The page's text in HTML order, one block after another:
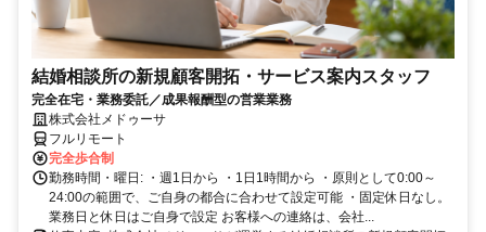
結婚相談所の新規顧客開拓・サービス案内スタッフ
完全在宅・業務委託／成果報酬型の営業業務
株式会社メドゥーサ
フルリモート
完全歩合制
勤務時間・曜日: ・週1日から ・1日1時間から ・原則として0:00～
24:00の範囲で、ご自身の都合に合わせて設定可能 ・固定休日なし。
業務日と休日はご自身で設定 お客様への連絡は、会社...